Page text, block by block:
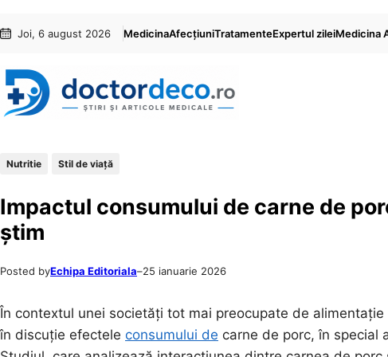
conținut
content
Joi, 6 august 2026 MedicinaAfecțiuniTratamenteExpertul zileiMedicina
Nutritie Stil de viaţă
Impactul consumului de carne de
știm
Posted byEchipa Editoriala–25 ianuarie 2026
În contextul unei societăți tot mai preocupate de alimentație
în discuție efectele consumului de carne de porc, în special